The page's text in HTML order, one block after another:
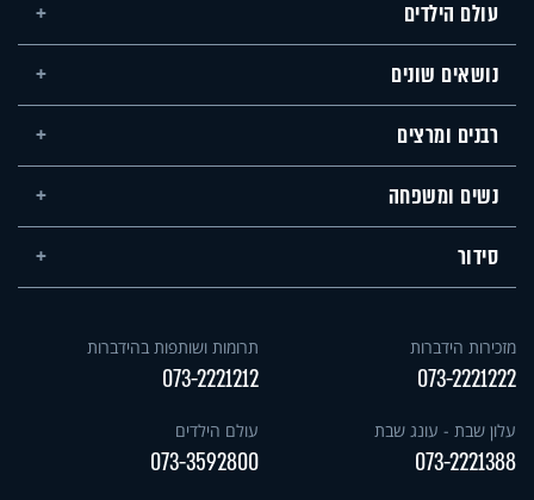
עולם הילדים
נושאים שונים
רבנים ומרצים
נשים ומשפחה
סידור
מזכירות הידברות
073-2221222
תרומות ושותפות בהידברות
073-2221212
עלון שבת - עונג שבת
073-2221388
עולם הילדים
073-3592800